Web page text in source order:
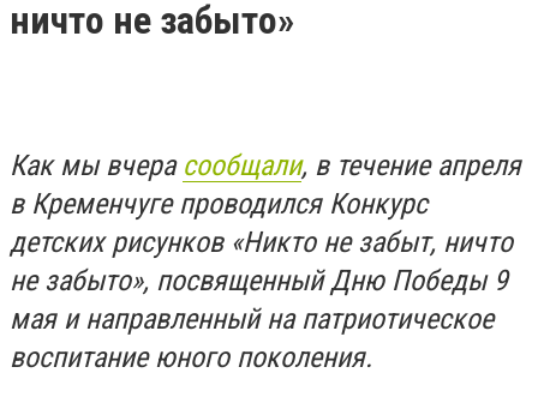
ничто не забыто»
Как мы вчера сообщали, в течение апреля
в Кременчуге проводился Конкурс
детских рисунков «Никто не забыт, ничто
не забыто», посвященный Дню Победы 9
мая и направленный на патриотическое
воспитание юного поколения.